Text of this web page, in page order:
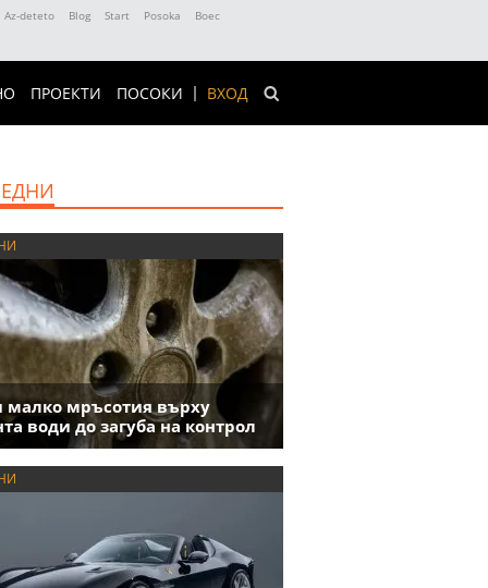
Az-deteto Blog Start Posoka
Boec
ВХОД
ПРОЕКТИ ПОСОКИ
малко мръсотия върху
води до загуба на контрол